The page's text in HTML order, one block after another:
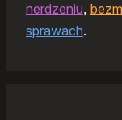
nerdzeniu,
sprawach.